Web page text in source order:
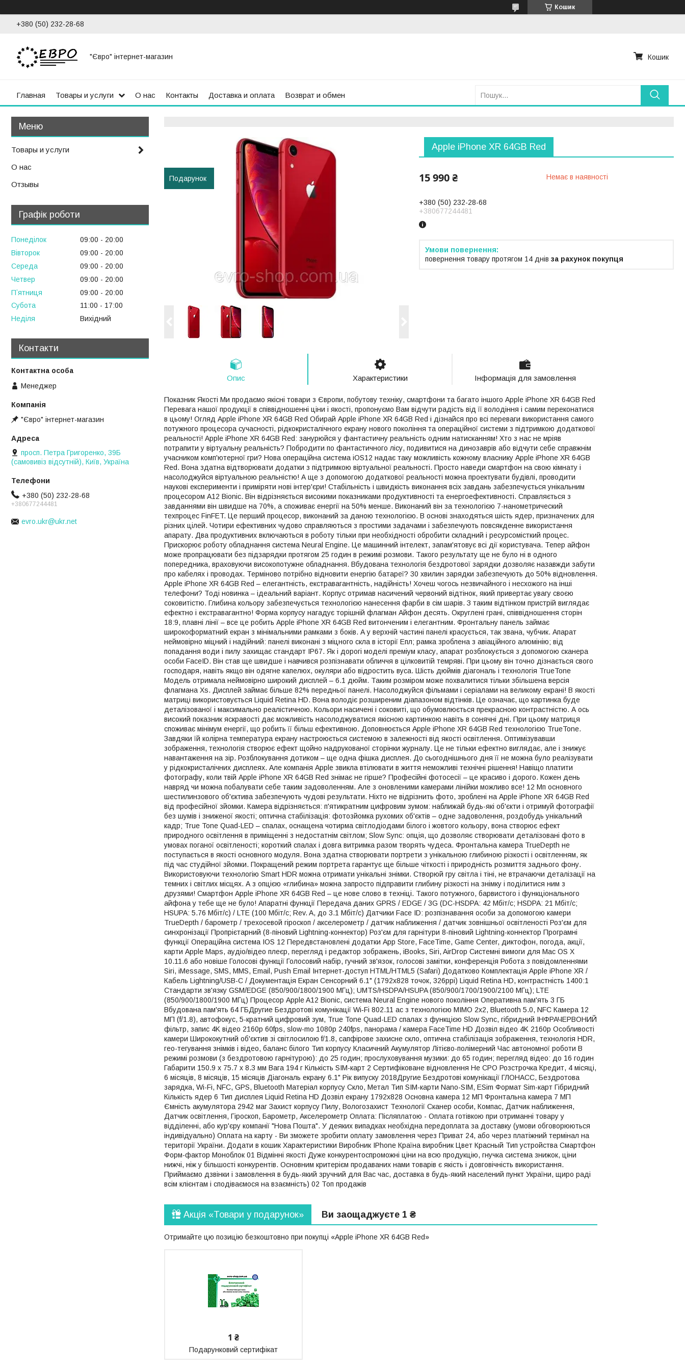
Кошик
+380 (50) 232-28-68
"Євро" інтернет-магазин Кошик
Главная Товары и услуги О нас Контакты Доставка и оплата Возврат и обмен
Подарунок
Apple iPhone XR 64GB Red
15 990 ₴ Немає в наявності
+380 (50) 232-28-68
+380677244481
повернення товару протягом 14 днів за рахунок покупця
Опис Характеристики Інформація для замовлення
Показник Якості Ми продаємо якісні товари з Європи, побутову техніку, смартфони та багато іншого Apple iPhone XR 64GB Red
Перевага нашої продукції в співвідношенні ціни і якості, пропонуємо Вам відчути радість від її володіння і самим переконатися
в цьому! Огляд Apple iPhone XR 64GB Red Обирай Apple iPhone XR 64GB Red і дізнайся про всі переваги використання самого
потужного процесора сучасності, рідкокристалічного екрану нового покоління та операційної системи з підтримкою додаткової
реальності! Apple iPhone XR 64GB Red: занурюйся у фантастичну реальність одним натисканням! Хто з нас не мріяв
потрапити у віртуальну реальність? Побродити по фантастичного лісу, подивитися на динозаврів або відчути себе справжнім
учасником комп'ютерної гри? Нова операційна система iOS12 надає таку можливість кожному власнику Apple iPhone XR 64GB
Red. Вона здатна відтворювати додатки з підтримкою віртуальної реальності. Просто наведи смартфон на свою кімнату і
насолоджуйся віртуальною реальністю! А ще з допомогою додаткової реальності можна проектувати будівлі, проводити
наукові експерименти і приміряти нові інтер'єри! Стабільність і швидкість виконання всіх завдань забезпечується унікальним
процесором A12 Bionic. Він відрізняється високими показниками продуктивності та енергоефективності. Справляється з
завданнями він швидше на 70%, а споживає енергії на 50% менше. Виконаний він за технологією 7-нанометрический
техпроцес FinFET. Це перший процесор, виконаний за даною технологією. В основі знаходяться шість ядер, призначених для
різних цілей. Чотири ефективних чудово справляються з простими задачами і забезпечують повсякденне використання
апарату. Два продуктивних включаються в роботу тільки при необхідності обробити складний і ресурсомісткий процес.
Прискорює роботу обладнання система Neural Engine. Це машинний інтелект, запам'ятовує всі дії користувача. Тепер айфон
може пропрацювати без підзарядки протягом 25 годин в режимі розмови. Такого результату ще не було ні в одного
попередника, враховуючи високопотужне обладнання. Вбудована технологія бездротової зарядки дозволяє назавжди забути
про кабелях і проводах. Терміново потрібно відновити енергію батареї? 30 хвилин зарядки забезпечують до 50% відновлення.
Apple iPhone XR 64GB Red – елегантність, екстравагантність, надійність! Хочеш чогось незвичайного і несхожого на інші
телефони? Тоді новинка – ідеальний варіант. Корпус отримав насичений червоний відтінок, який привертає увагу своєю
соковитістю. Глибина кольору забезпечується технологією нанесення фарби в сім шарів. З таким відтінком пристрій виглядає
ефектно і екстравагантно! Форма корпусу нагадує торішній флагман Айфон десять. Округлені грані, співвідношення сторін
18:9, плавні лінії – все це робить Apple iPhone XR 64GB Red витонченим і елегантним. Фронтальну панель займає
широкоформатний екран з мінімальними рамками з боків. А у верхній частині панелі красується, так звана, чубчик. Апарат
неймовірно міцний і надійний: панелі виконані з міцного скла в історії Епл; рамка зроблена з авіаційного алюмінію; від
попадання води і пилу захищає стандарт IP67. Як і дорогі моделі преміум класу, апарат розблокується з допомогою сканера
особи FaceID. Він став ще швидше і навчився розпізнавати обличчя в цілковитій темряві. При цьому він точно дізнається свого
господаря, навіть якщо він одягне капелюх, окуляри або відростить вуса. Шість дюймів діагональ і технологія TrueTone
Модель отримала неймовірно широкий дисплей – 6.1 дюйм. Таким розміром може похвалитися тільки збільшена версія
флагмана Xs. Дисплей займає більше 82% передньої панелі. Насолоджуйся фільмами і серіалами на великому екрані! В якості
матриці використовується Liquid Retina HD. Вона володіє розширеним діапазоном відтінків. Це означає, що картинка буде
деталізованої і максимально реалістичною. Кольори насичені і соковиті, що обумовлюється прекрасною контрастністю. А ось
високий показник яскравості дає можливість насолоджуватися якісною картинкою навіть в сонячні дні. При цьому матриця
споживає мінімум енергії, що робить її більш ефективною. Доповнюється Apple iPhone XR 64GB Red технологією TrueTone.
Завдяки їй колірна температура екрану настроюється системою в залежності від якості освітлення. Оптимізувавши
зображення, технологія створює ефект щойно надрукованої сторінки журналу. Це не тільки ефектно виглядає, але і знижує
навантаження на зір. Розблокування дотиком – ще одна фішка дисплея. До сьогоднішнього дня її не можна було реалізувати
у рідкокристалічних дисплеях. Але компанія Apple звикла втілювати в життя неможливі технічні рішення! Навіщо платити
фотографу, коли твій Apple iPhone XR 64GB Red знімає не гірше? Професійні фотосесії – це красиво і дорого. Кожен день
навряд чи можна побалувати себе таким задоволенням. Але з оновленими камерами лінійки можливо все! 12 Мп основного
шестилинзового об'єктива забезпечують чудові результати. Ніхто не відрізнить фото, зроблені на Apple iPhone XR 64GB Red
від професійної зйомки. Камера відрізняється: п'ятикратним цифровим зумом: наближай будь-які об'єкти і отримуй фотографії
без шумів і зниженої якості; оптична стабілізація: фотозйомка рухомих об'єктів – одне задоволення, роздобудь унікальний
кадр; True Tone Quad-LED – спалах, оснащена чотирма світлодіодами білого і жовтого кольору, вона створює ефект
природного освітлення в приміщенні з недостатнім світлом; Slow Sync: опція, що дозволяє створювати деталізовані фото в
умовах поганої освітленості; короткий спалах і довга витримка разом творять чудеса. Фронтальна камера TrueDepth не
поступається в якості основного модуля. Вона здатна створювати портрети з унікальною глибиною різкості і освітленням, як
під час студійної зйомки. Покращений режим портрета гарантує ще більше чіткості і природність розмиття заднього фону.
Використовуючи технологію Smart HDR можна отримати унікальні знімки. Створюй гру світла і тіні, не втрачаючи деталізації на
темних і світлих місцях. А з опцією «глибина» можна запросто підправити глибину різкості на знімку і поділитися ним з
друзями! Смартфон Apple iPhone XR 64GB Red – це нове слово в техніці. Такого потужного, барвистого і функціонального
айфона у тебе ще не було! Апаратні функції Передача даних GPRS / EDGE / 3G (DC-HSDPA: 42 Мбіт/c; HSDPA: 21 Мбіт/c;
HSUPA: 5.76 Мбіт/c) / LTE (100 Мбіт/c; Rev. A, до 3.1 Мбіт/c) Датчики Face ID: розпізнавання особи за допомогою камери
TrueDepth / барометр / трехосевой гіроскоп / акселерометр / датчик наближення / датчик зовнішньої освітленості Роз'єм для
синхронізації Пропрієтарний (8-піновий Lightning-коннектор) Роз'єм для гарнітури 8-піновий Lightning-коннектор Програмні
функції Операційна система IOS 12 Передвстановлені додатки App Store, FaceTime, Game Center, диктофон, погода, акції,
карти Apple Maps, аудіо/відео плеєр, перегляд і редактор зображень, iBooks, Siri, AirDrop Системні вимоги для Mac OS X
10.11.6 або новіше Голосові функції Голосовий набір, гучний зв'язок, голосові замітки, конференція Робота з повідомленнями
Siri, iMessage, SMS, MMS, Email, Push Email Інтернет-доступ HTML/HTML5 (Safari) Додатково Комплектація Apple iPhone XR /
Кабель Lightning/USB-C / Документація Екран Сенсорний 6.1" (1792x828 точок, 326ppi) Liquid Retina HD, контрастність 1400:1
Стандарти зв'язку GSM/EDGE (850/900/1800/1900 МГц); UMTS/HSDPA/HSUPA (850/900/1700/1900/2100 МГц); LTE
(850/900/1800/1900 МГц) Процесор Apple A12 Bionic, система Neural Engine нового покоління Оперативна пам'ять 3 ГБ
Вбудована пам'ять 64 ГБДругие Бездротові комунікації Wi‑Fi 802.11 ac з технологією MIMO 2x2, Bluetooth 5.0, NFC Камера 12
МП (f/1.8), автофокус, 5-кратний цифровий зум, True Tone Quad-LED спалах з функцією Slow Sync, гібридний ІНФРАЧЕРВОНИЙ
фільтр, запис 4K відео 2160p 60fps, slow-mo 1080р 240fps, панорама / камера FaceTime HD Дозвіл відео 4K 2160p Особливості
камери Ширококутний об'єктив зі світлосилою f/1.8, сапфірове захисне скло, оптична стабілізація зображення, технологія HDR,
гео-тегування знімків і відео, баланс білого Тип корпусу Класичний Акумулятор Літієво-полімерний Час автономної роботи В
режимі розмови (з бездротовою гарнітурою): до 25 годин; прослуховування музики: до 65 годин; перегляд відео: до 16 годин
Габарити 150.9 x 75.7 x 8.3 мм Вага 194 г Кількість SIM-карт 2 Сертифіковане відновлення Не CPO Розстрочка Кредит, 4 місяці,
6 місяців, 8 місяців, 15 місяців Діагональ екрану 6.1" Рік випуску 2018Другие Бездротові комунікації ГЛОНАСС, Бездротова
зарядка, Wi-Fi, NFC, GPS, Bluetooth Матеріал корпусу Скло, Метал Тип SIM-карти Nano-SIM, ESim Формат Sim-карт Гібридний
Кількість ядер 6 Тип дисплея Liquid Retina HD Дозвіл екрану 1792x828 Основна камера 12 МП Фронтальна камера 7 МП
Ємність акумулятора 2942 маг Захист корпусу Пилу, Вологозахист Технології Сканер особи, Компас, Датчик наближення,
Датчик освітлення, Гіроскоп, Барометр, Акселерометр Оплата: Післяплатою - Оплата готівкою при отриманні товару у
відділенні, або кур'єру компанії "Нова Пошта". У деяких випадках необхідна передоплата за доставку (умови обговорюються
індивідуально) Оплата на карту - Ви зможете зробити оплату замовлення через Приват 24, або через платіжний термінал на
території України. Додати в кошик Характеристики Виробник IPhone Країна виробник Цвет Красный Тип устройства Смартфон
Форм-фактор Моноблок 01 Відмінні якості Дуже конкурентоспроможні ціни на всю продукцію, гнучка система знижок, ціни
нижчі, ніж у більшості конкурентів. Основним критерієм продаваних нами товарів є якість і довговічність використання.
Приймаємо дзвінки і замовлення в будь-який зручний для Вас час, доставка в будь-який населений пункт України, щиро раді
всім клієнтам і сподіваємося на взаємність) 02 Топ продажів
Акція «Товари у подарунок» Ви заощаджуєте 1 ₴
Отримайте цю позицію безкоштовно при покупці «Apple iPhone XR 64GB Red»
1 ₴
Подарунковий сертифікат
Товары и услуги
О нас
Отзывы
Графік роботи
Понеділок 09:00
20:00
Вівторок
09:00
20:00
Середа
09:00
20:00
Четвер
09:00
20:00
Пʼятниця
09:00
20:00
Субота
11:00
17:00
Неділя
Вихідний
Контакти
Менеджер
"Євро" інтернет-магазин
просп. Петра Григоренко, 39Б
(самовивіз відсутній), Київ, Україна
+380 (50) 232-28-68
+380677244481
evro.ukr@ukr.net